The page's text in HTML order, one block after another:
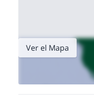
Ver el Mapa